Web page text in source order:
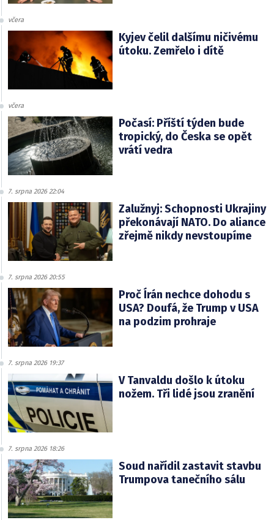
včera
Kyjev čelil dalšímu ničivému
útoku. Zemřelo i dítě
včera
Počasí: Příští týden bude
tropický, do Česka se opět
vrátí vedra
7. srpna 2026 22:04
Zalužnyj: Schopnosti Ukrajiny
překonávají NATO. Do aliance
zřejmě nikdy nevstoupíme
7. srpna 2026 20:55
Proč Írán nechce dohodu s
USA? Doufá, že Trump v USA
na podzim prohraje
7. srpna 2026 19:37
V Tanvaldu došlo k útoku
nožem. Tři lidé jsou zranění
7. srpna 2026 18:26
Soud nařídil zastavit stavbu
Trumpova tanečního sálu